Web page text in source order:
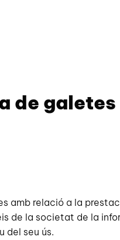
de galetes
amb relació a la
de la societat de la
del seu ús.